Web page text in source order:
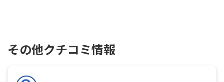
その他クチコミ情報